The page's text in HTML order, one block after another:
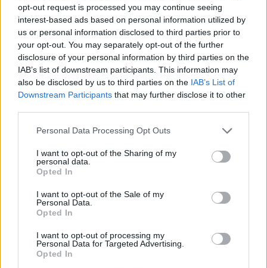
opt-out request is processed you may continue seeing
interest-based ads based on personal information utilized by
us or personal information disclosed to third parties prior to
your opt-out. You may separately opt-out of the further
disclosure of your personal information by third parties on the
IAB’s list of downstream participants. This information may
also be disclosed by us to third parties on the IAB’s List of
Downstream Participants that may further disclose it to other
Personal Data Processing Opt Outs
I want to opt-out of the Sharing of my
personal data.
Opted In
I want to opt-out of the Sale of my
Personal Data.
Opted In
I want to opt-out of processing my
Personal Data for Targeted Advertising.
Opted In
ΠΕΡΙΣΣΟΤΕΡΑ ΣΤΗΝ ΙΔΙΑ ΚΑΤΗΓΟΡΙΑ
κάνναβης ανέστρεψαν τη νόσο σε
νέα μελέτη
19 Μαρτίου 2026
Πώς η περιοχή που μένετε
επηρεάζει τον κίνδυνο εγκεφαλικού
20 Μαρτίου 2026